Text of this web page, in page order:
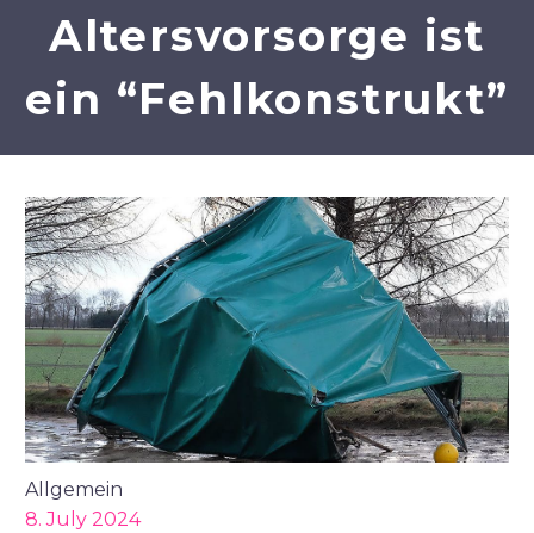
Altersvorsorge ist
ein “Fehlkonstrukt”
Allgemein
8. July 2024